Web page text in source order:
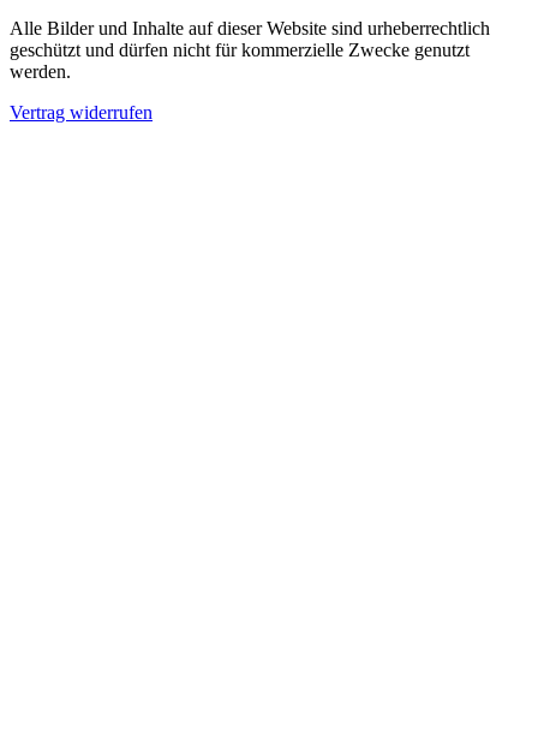
Alle Bilder und Inhalte auf dieser Website sind urheberrechtlich
geschützt und dürfen nicht für kommerzielle Zwecke genutzt
werden.
Vertrag widerrufen